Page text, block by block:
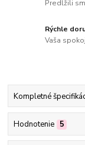
Predĺžili
Rýchle
Vaša
Kompletné
Hodnotenie 5